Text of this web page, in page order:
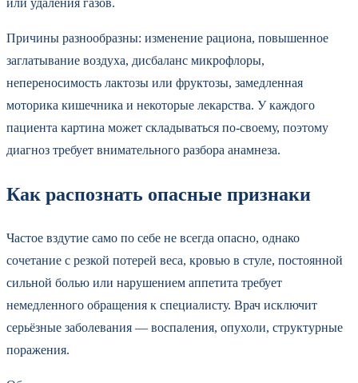
Причины разнообразны: изменение рациона, повышенное
заглатывание воздуха, дисбаланс микрофлоры,
непереносимость лактозы или фруктозы, замедленная
моторика кишечника и некоторые лекарства. У каждого
пациента картина может складываться по-своему, поэтому
диагноз требует внимательного разбора анамнеза.
Как распознать опасные признаки
Частое вздутие само по себе не всегда опасно, однако
сочетание с резкой потерей веса, кровью в стуле, постоянной
сильной болью или нарушением аппетита требует
немедленного обращения к специалисту. Врач исключит
серьёзные заболевания — воспаления, опухоли, структурные
поражения.